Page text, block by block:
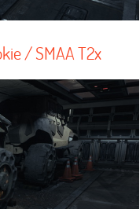
/ SMAA T2x